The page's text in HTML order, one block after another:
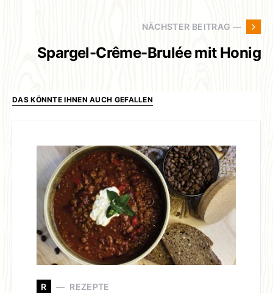
NÄCHSTER BEITRAG —
Spargel-Crême-Brulée mit Honig
DAS KÖNNTE IHNEN AUCH GEFALLEN
R REZEPTE